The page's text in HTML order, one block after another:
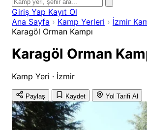
Giriş Yap Kayıt Ol
Ana Sayfa › Kamp Yerleri › İzmir
Karagöl Orman Kampı
Karagöl Orman
Kamp Yeri · İzmir
Paylaş Kaydet Yol Tarifi Al